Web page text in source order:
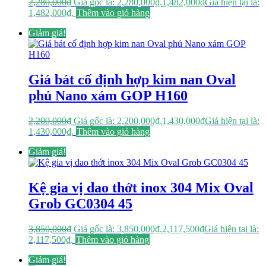
2,280,000₫ Giá gốc là: 2,280,000₫. 1,482,000₫Giá hiện tại là:
1,482,000₫. Thêm vào giỏ hàng
Giảm giá!
Giá bát cố định hợp kim nan Oval
phủ Nano xám GOP H160
2,200,000₫ Giá gốc là: 2,200,000₫.1,430,000₫Giá hiện tại là:
1,430,000₫. Thêm vào giỏ hàng
Giảm giá!
Kệ gia vị dao thớt inox 304 Mix Oval
Grob GC0304 45
3,850,000₫ Giá gốc là: 3,850,000₫.2,117,500₫Giá hiện tại là:
2,117,500₫. Thêm vào giỏ hàng
Giảm giá!